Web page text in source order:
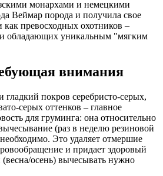
монархами и немецкими
Веймар порода и получила свое
превосходных охотников –
обладающих уникальным "мягким
внимания
покров серебристо-серых,
серых оттенков – главное
для груминга: она относительно
(раз в неделю резиновой
Это удаляет отмершие
и придает здоровый
осень) вычесывать нужно